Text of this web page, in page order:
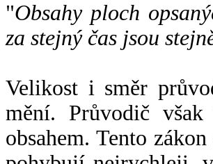
"Obsahy ploch
za stejný čas jsou
Velikost i směr
mění. Průvodič
obsahem. Tento